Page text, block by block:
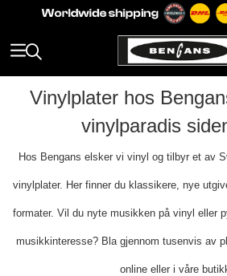
Vinylplater hos
vinylparadis
Hos Bengans elsker vi vinyl og tilbyr et av
vinylplater. Her finner du klassikere, nye
formater. Vil du nyte musikken på vinyl eller
musikkinteresse? Bla gjennom tusenvis av
online eller i våre